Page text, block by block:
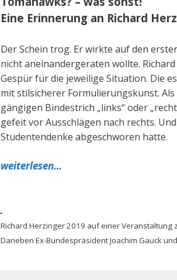
Eine Erinnerung an Richard
Der Schein trog. Er wirkte auf den
nicht aneinandergeraten wollte.
Gespür für die jeweilige Situation. Die
mit stilsicherer Formulierungskunst.
gängigen Bindestrich „links“ oder
gefeit vor Ausschlägen nach rechts.
Studentendenke abgeschworen hatte.
weiterlesen…
Richard Herzinger 2019 auf einer Veranstaltung
Daneben Ex-Bundespräsident Joachim Gauck